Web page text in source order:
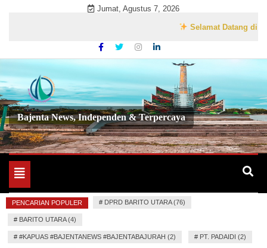
Jumat, Agustus 7, 2026
Selamat Datang di
Bajenta News, Independen & Terpercaya
Toggle
navigation
PENCARIAN POPULER # DPRD BARITO UTARA (76)
# BARITO UTARA (4)
# #KAPUAS #BAJENTANEWS #BAJENTABAJURAH (2) # PT. PADAIDI (2)